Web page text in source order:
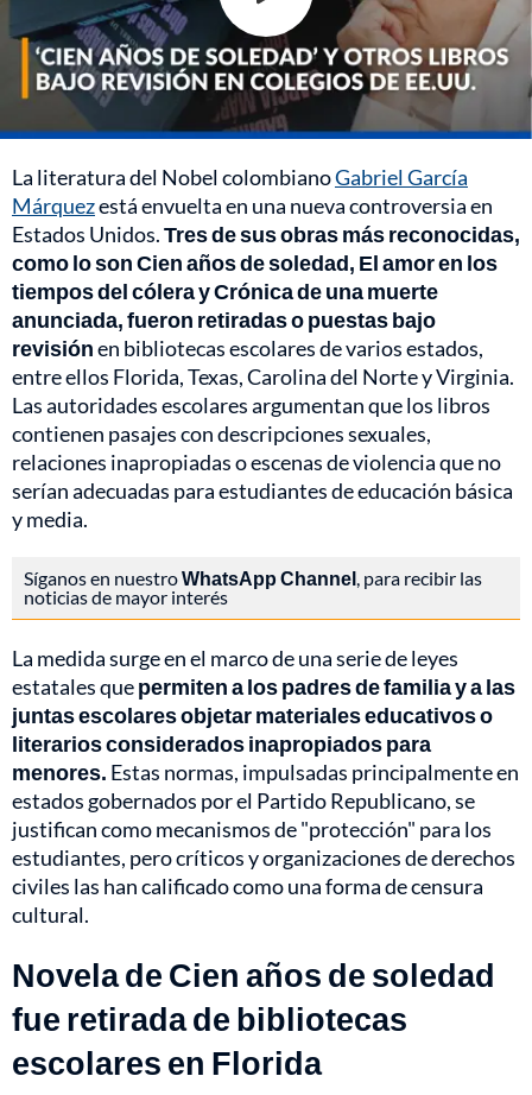
La literatura del Nobel colombianoGabriel García
Márquezestá envuelta en una nueva controversia en
Estados Unidos.Tres de sus obras más reconocidas,
como lo son Cien años de soledad, El amor en los
tiempos del cólera y Crónica de una muerte
anunciada, fueron retiradas o puestas bajo
revisiónen bibliotecas escolares de varios estados,
entre ellos Florida, Texas, Carolina del Norte y Virginia.
Las autoridades escolares argumentan que los libros
contienen pasajes con descripciones sexuales,
relaciones inapropiadas o escenas de violencia que no
serían adecuadas para estudiantes de educación básica
y media.
Síganos en nuestroWhatsApp Channel , para recibir las
noticias de mayor interés
La medida surge en el marco de una serie de leyes
estatales quepermiten a los padres de familia y a las
juntas escolares objetar materiales educativos o
literarios considerados inapropiados para
menores. Estas normas, impulsadas principalmente en
estados gobernados por el Partido Republicano, se
justifican como mecanismos de "protección" para los
estudiantes, pero críticos y organizaciones de derechos
civiles las han calificado como una forma de censura
cultural.
Novela de Cien años de soledad
fue retirada de bibliotecas
escolares en Florida